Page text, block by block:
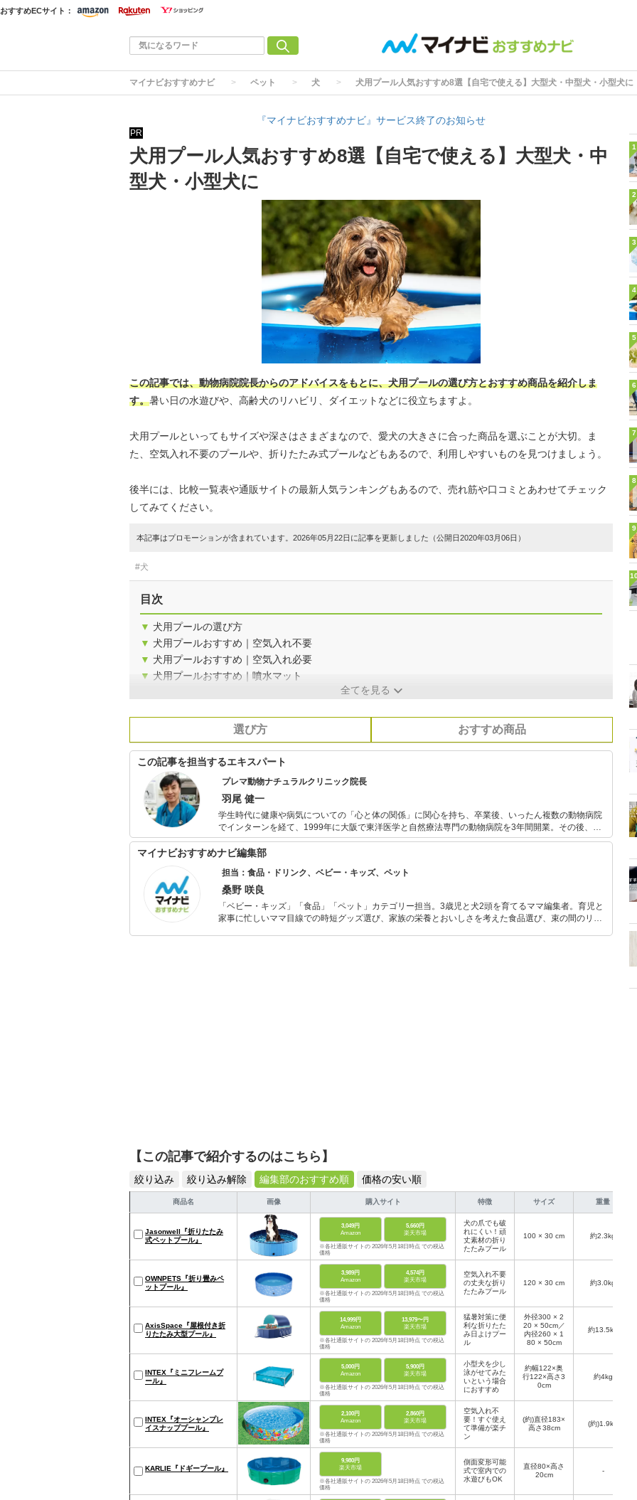
おすすめECサイト：
マイナビおすすめナビ ペット 犬 犬用プール人気おすすめ8選【自宅で使える】大型犬・中型犬・小型犬に
『マイナビおすすめナビ』サービス終了のお知らせ
PR
犬用プール人気おすすめ8選【自宅で使える】大型犬・中
型犬・小型犬に
この記事では、動物病院院長からのアドバイスをもとに、犬用プールの選び方とおすすめ商品を紹介しま
す。暑い日の水遊びや、高齢犬のリハビリ、ダイエットなどに役立ちますよ。
犬用プールといってもサイズや深さはさまざまなので、愛犬の大きさに合った商品を選ぶことが大切。ま
た、空気入れ不要のプールや、折りたたみ式プールなどもあるので、利用しやすいものを見つけましょう。
後半には、比較一覧表や通販サイトの最新人気ランキングもあるので、売れ筋や口コミとあわせてチェック
してみてください。
本記事はプロモーションが含まれています。2026年05月22日に記事を更新しました（公開日2020年03月06日）
#犬
目次
▼ 犬用プールの選び方
▼ 犬用プールおすすめ｜空気入れ不要
▼ 犬用プールおすすめ｜空気入れ必要
▼ 犬用プールおすすめ｜噴水マット
全てを見る
選び方 おすすめ商品
この記事を担当するエキスパート
プレマ動物ナチュラルクリニック院長
羽尾 健一
学生時代に健康や病気についての「心と体の関係」に関心を持ち、卒業後、いったん複数の動物病院
でインターンを経て、1999年に大阪で東洋医学と自然療法専門の動物病院を3年間開業。その後、必
要に応じて西洋医学も取り入れつつ、ベースにあった「心と体の関係」をより重視した形で2004年に
横浜に移転し「プレマ動物ナチュラルクリニック」を開業。ホメオパシー、ホモトキシコロジー、漢
気になってからではなく、病気になりにくい体を作るために食事指導にも力を入れており、2008年、
2009年には妻の栄養士で、ペット栄養管理士でもある理恵子先生と共著で犬猫のための手作り食の本
を発刊。（理恵子先生は、手作り食の提案以外にも、メインとして、メンタルケアを主に担当してい
るアニマル・コミュニケーションやメンタルヒーリング・ケアを行う、ペット・メンタルケア・カウ
ンセラーでもある。）2009年、2010年には毎年東京・大阪で開催されている、ヒーリング雑誌
「Trinity」の出版元「株式会社 エルアウラ」主催の「癒しフェア」にブース出展し、健康相談を行
マイナビおすすめナビ編集部
担当：食品・ドリンク、ベビー・キッズ、ペット
桑野 咲良
「ベビー・キッズ」「食品」「ペット」カテゴリー担当。3歳児と犬2頭を育てるママ編集者。育児と
家事に忙しいママ目線での時短グッズ選び、家族の栄養とおいしさを考えた食品選び、束の間のリラ
【この記事で紹介するのはこちら】
絞り込み 絞り込み解除 編集部のおすすめ順 価格の安い順
商品名 画像 購入サイト 特徴 サイズ 重量
Jasonwell『折りたたみ
式ペットプール』
3,049円
Amazon
5,660円
楽天市場
※各社通販サイトの 2026年5月18日時点 での税込
価格
犬の爪でも破
れにくい！頑
丈素材の折り
たたみプール
100 × 30 cm 約2.3kg
OWNPETS『折り畳みペ
ットプール』
3,989円
Amazon
4,574円
楽天市場
※各社通販サイトの 2026年5月18日時点 での税込
価格
空気入れ不要
の丈夫な折り
たたみプール
120 × 30 cm 約3.0kg
AxisSpace『屋根付き折
りたたみ大型プール』
14,999円
Amazon
13,979〜円
楽天市場
※各社通販サイトの 2026年5月18日時点 での税込
価格
猛暑対策に便
利な折りたた
み日よけプー
ル
外径300 × 2
20 × 50cm／
内径260 × 1
80 × 50cm
約13.5kg
INTEX『ミニフレームプ
ール』
5,000円
Amazon
5,900円
楽天市場
※各社通販サイトの 2026年5月18日時点 での税込
価格
小型犬を少し
泳がせてみた
いという場合
におすすめ
約幅122×奥
行122×高さ3
0cm
約4kg
INTEX『オーシャンプレ
イスナッププール』
2,100円
Amazon
2,860円
楽天市場
※各社通販サイトの 2026年5月18日時点 での税込
価格
空気入れ不
要！すぐ使え
て準備が楽チ
ン
(約)直径183×
高さ38cm
(約)1.9kg
KARLIE『ドギープール』
9,980円
楽天市場
※各社通販サイトの 2026年5月18日時点 での税込
価格
側面変形可能
式で室内での
水遊びもOK
直径80×高さ
20cm
-
1
2
3
4
5
6
7
8
9